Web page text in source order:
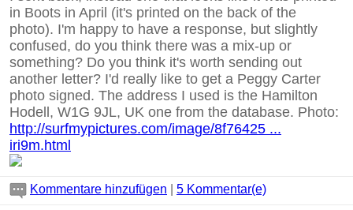
in Boots in April (it's printed on the back of the
photo). I'm happy to have a response, but slightly
confused, do you think there was a mix-up or
something? Do you think it's worth sending out
another letter? I'd really like to get a Peggy Carter
photo signed. The address I used is the Hamilton
Hodell, W1G 9JL, UK one from the database. Photo:
http://surfmypictures.com/image/8f76425 ...
iri9m.html
Kommentare hinzufügen 5 Kommentar(e)